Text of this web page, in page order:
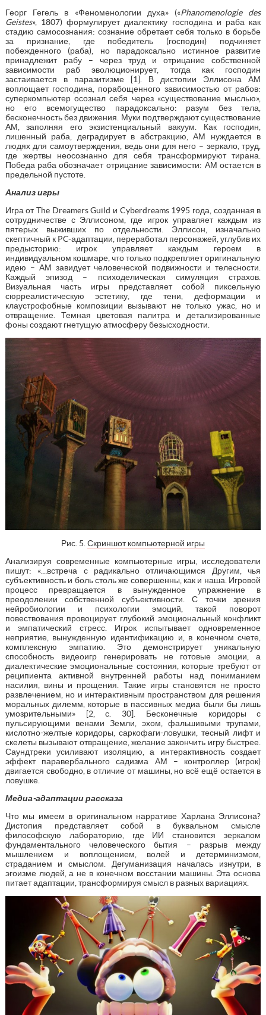
Георг Гегель в «Феноменологии духа» («Phanomenologie des
Geistes», 1807) формулирует диалектику господина и раба как
стадию самосознания: сознание обретает себя только в борьбе
за признание, где победитель (господин) подчиняет
побежденного (раба), но парадоксально истинное развитие
принадлежит рабу – через труд и отрицание собственной
зависимости раб эволюционирует, тогда как господин
застаивается в паразитизме [1]. В дистопии Эллисона АМ
воплощает господина, порабощенного зависимостью от рабов:
суперкомпьютер осознал себя через «существование мыслью»,
но его всемогущество парадоксально: разум без тела,
бесконечность без движения. Муки подтверждают существование
АМ, заполняя его экзистенциальный вакуум. Как господин,
лишенный раба, деградирует в абстракцию, АМ нуждается в
людях для самоутверждения, ведь они для него – зеркало, труд,
где жертвы неосознанно для себя трансформируют тирана.
Победа раба обозначает отрицание зависимости: АМ остается в
предельной пустоте.
Анализ игры
Игра от The Dreamers Guild и Cyberdreams 1995 года, созданная в
сотрудничестве с Эллисоном, где игрок управляет каждым из
пятерых выживших по отдельности. Эллисон, изначально
скептичный к PC-адаптации, переработал персонажей, углубив их
предысторию: игрок управляет каждым героем в
индивидуальном кошмаре, что только подкрепляет оригинальную
идею – АМ завидует человеческой подвижности и телесности.
Каждый эпизод – психоделическая симуляция страхов.
Визуальная часть игры представляет собой пиксельную
сюрреалистическую эстетику, где тени, деформации и
клаустрофобные композиции вызывают не только ужас, но и
отвращение. Темная цветовая палитра и детализированные
фоны создают гнетущую атмосферу безысходности.
Рис. 5. Скриншот компьютерной игры
Анализируя современные компьютерные игры, исследователи
пишут: «…встреча с радикально отличающимся Другим, чья
субъективность и боль столь же совершенны, как и наша. Игровой
процесс превращается в вынужденное упражнение в
преодолении собственной субъективности. С точки зрения
нейробиологии и психологии эмоций, такой поворот
повествования провоцирует глубокий эмоциональный конфликт
и эмпатический стресс. Игрок испытывает одновременное
неприятие, вынужденную идентификацию и, в конечном счете,
комплексную эмпатию. Это демонстрирует уникальную
способность видеоигр генерировать не готовые эмоции, а
диалектические эмоциональные состояния, которые требуют от
реципиента активной внутренней работы над пониманием
насилия, вины и прощения. Такие игры становятся не просто
развлечением, но и интерактивным пространством для решения
моральных дилемм, которые в пассивных медиа были бы лишь
умозрительными» [2, с. 30]. Бесконечные коридоры с
пульсирующими венами Земли, эхом, фальшивыми трупами,
кислотно-желтые коридоры, саркофаги-ловушки, тесный лифт и
скелеты вызывают отвращение, желание закончить игру быстрее.
Саундтреки усиливают изоляцию, а интерактивность создает
эффект паравербального садизма АМ – контроллер (игрок)
двигается свободно, в отличие от машины, но всё ещё остается в
ловушке.
Медиа-адаптации рассказа
Что мы имеем в оригинальном нарративе Харлана Эллисона?
Дистопия представляет собой в буквальном смысле
философскую лабораторию, где ИИ становится зеркалом
фундаментального человеческого бытия – разрыв между
мышлением и воплощением, волей и детерминизмом,
страданием и смыслом. Дегуманизация началась изнутри, в
эгоизме людей, а не в конечном восстании машины. Эта основа
питает адаптации, трансформируя смысл в разных вариациях.